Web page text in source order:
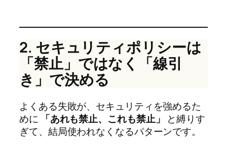
2. セキュリティポリシーは
「禁止」ではなく「線引
き」で決める
よくある失敗が、セキュリティを強めるた
めに
「あれも禁止、これも禁止」
と縛りす
ぎて、結局使われなくなるパターンです。